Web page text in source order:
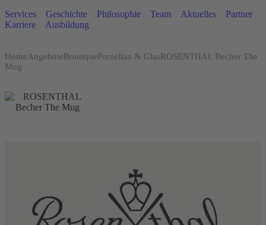
Services
Geschichte Philosophie Team Aktuelles
Partner
Karriere
Ausbildung
HomeAngeboteBoutiquePorzellan & GlasROSENTHAL Becher The
Mug